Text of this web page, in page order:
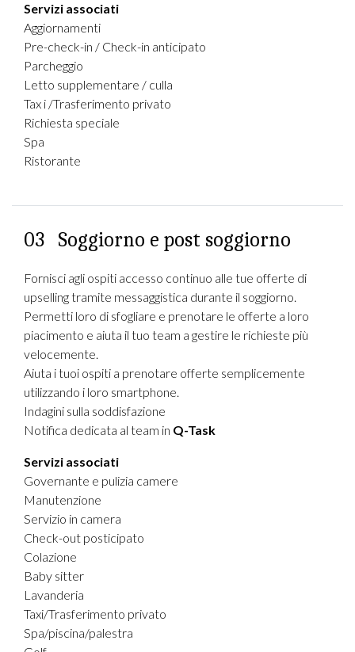
Servizi associati
Aggiornamenti
Pre-check-in / Check-in anticipato
Parcheggio
Letto supplementare / culla
Tax i /Trasferimento privato
Richiesta speciale
Spa
Ristorante
03 Soggiorno e post soggiorno
Fornisci agli ospiti accesso continuo alle tue offerte di
upselling tramite messaggistica durante il soggiorno.
Permetti loro di sfogliare e prenotare le offerte a loro
piacimento e aiuta il tuo team a gestire le richieste più
velocemente.
Aiuta i tuoi ospiti a prenotare offerte semplicemente
utilizzando i loro smartphone.
Indagini sulla soddisfazione
Notifica dedicata al team in Q-Task
Servizi associati
Governante e pulizia camere
Manutenzione
Servizio in camera
Check-out posticipato
Colazione
Baby sitter
Lavanderia
Taxi/Trasferimento privato
Spa/piscina/palestra